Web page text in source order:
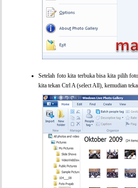
Setelah foto kita terbuka bisa kita pilih
kita tekan Ctrl A (select All), kemudian